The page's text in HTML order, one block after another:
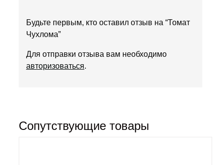
Будьте первым, кто оставил отзыв на “Томат
Чухлома”
Для отправки отзыва вам необходимо
авторизоваться.
Сопутствующие товары